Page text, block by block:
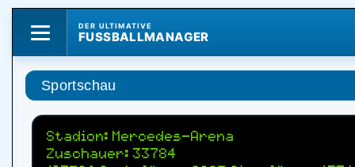
DER ULTIMATIVE
FUSSBALLMANAGER
Sportschau
Stadion: Mercedes-Arena
Zuschauer: 33784